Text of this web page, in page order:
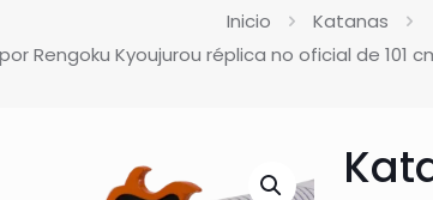
Inicio
Katanas
Rengoku Kyoujurou réplica no oficial de